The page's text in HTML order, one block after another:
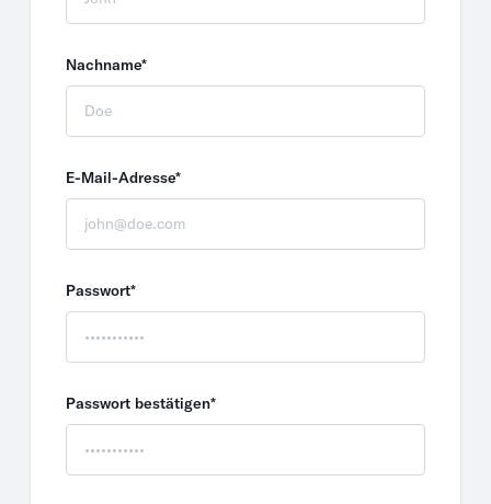
Nachname*
E-Mail-Adresse*
Passwort*
Passwort bestätigen*